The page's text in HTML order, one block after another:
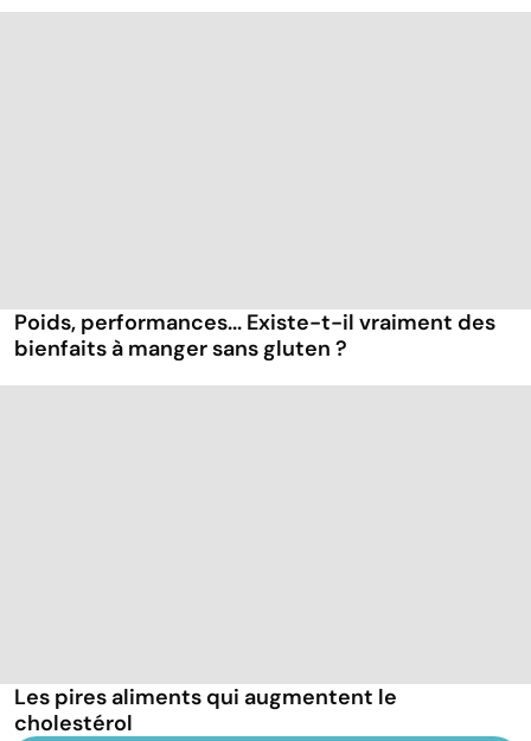
Poids, performances... Existe-t-il vraiment des
bienfaits à manger sans gluten ?
Les pires aliments qui augmentent le
cholestérol